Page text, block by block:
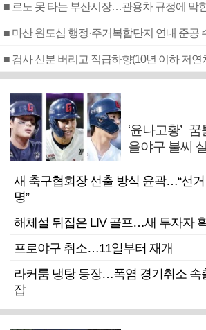
■ 르노 못 타는 부산시장…관용차 규정에 막
■ 마산 원도심 행정·주거복합단지 연내 준공
‘윤나고황’
을야구 불씨
새 축구협회장 선출 방식 윤곽…“선
명”
해체설 뒤집은 LIV 골프…새 투자자 확
프로야구 취소…11일부터 재개
라커룸 냉탕 등장…폭염 경기취소 속
잡